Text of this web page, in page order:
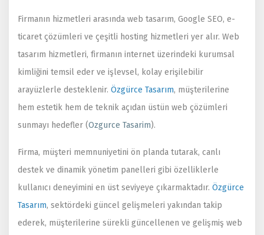
Firmanın hizmetleri arasında web tasarım, Google SEO, e-
ticaret çözümleri ve çeşitli hosting hizmetleri yer alır. Web
tasarım hizmetleri, firmanın internet üzerindeki kurumsal
kimliğini temsil eder ve işlevsel, kolay erişilebilir
arayüzlerle desteklenir. Özgürce Tasarım, müşterilerine
hem estetik hem de teknik açıdan üstün web çözümleri
sunmayı hedefler​ (Ozgurce Tasarim)​.
Firma, müşteri memnuniyetini ön planda tutarak, canlı
destek ve dinamik yönetim panelleri gibi özelliklerle
kullanıcı deneyimini en üst seviyeye çıkarmaktadır. Özgürce
Tasarım, sektördeki güncel gelişmeleri yakından takip
ederek, müşterilerine sürekli güncellenen ve gelişmiş web